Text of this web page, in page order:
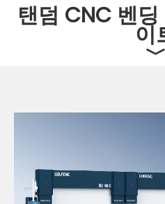
탠덤 CNC 벤
이
﹀